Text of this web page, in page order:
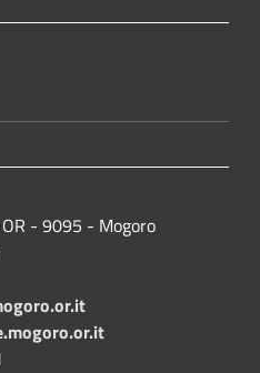
- 9095 - Mogoro